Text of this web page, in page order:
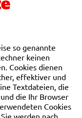
so genannte
keinen
Cookies dienen
effektiver und
Textdateien, die
die Ihr Browser
Cookies
werden nach